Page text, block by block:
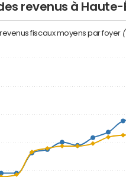
revenus à Haute-
fiscaux moyens par foyer